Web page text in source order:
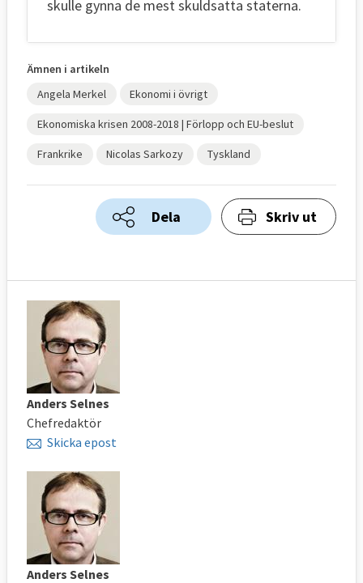
skulle gynna de mest skuldsatta staterna.
Ämnen i artikeln
Angela Merkel
Ekonomi i övrigt
Ekonomiska krisen 2008-2018 | Förlopp och EU-beslut
Frankrike Nicolas Sarkozy Tyskland
Dela Skriv ut
Anders Selnes
Chefredaktör
Skicka epost
Anders Selnes